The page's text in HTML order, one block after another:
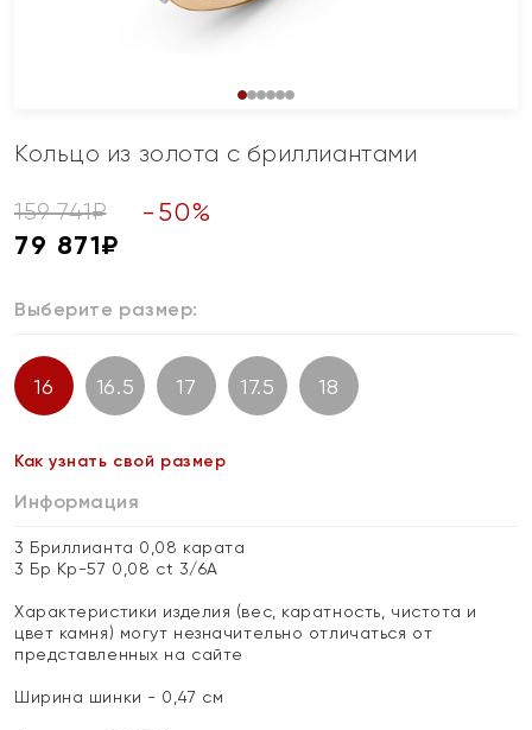
Кольцо из золота с бриллиантами
159 741₽ - 50%
79 871₽
Выберите размер:
16 16.5 17 17.5 18
Как узнать свой размер
Информация
3 Бриллианта 0,08 карата
3 Бр Кр-57 0,08 ct 3/6А
Характеристики изделия (вес, каратность, чистота и
цвет камня) могут незначительно отличаться от
представленных на сайте
Ширина шинки - 0,47 см